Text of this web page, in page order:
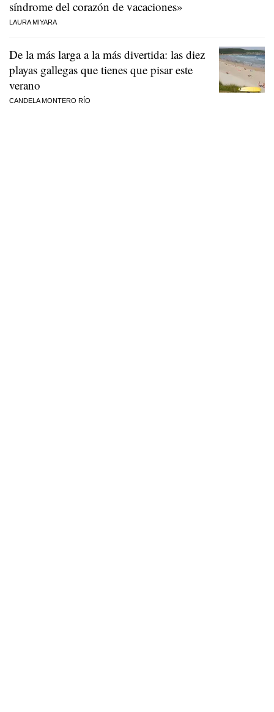
síndrome del corazón de vacaciones»
LAURA MIYARA
De la más larga a la más divertida: las diez
playas gallegas que tienes que pisar este
verano
CANDELA MONTERO RÍO